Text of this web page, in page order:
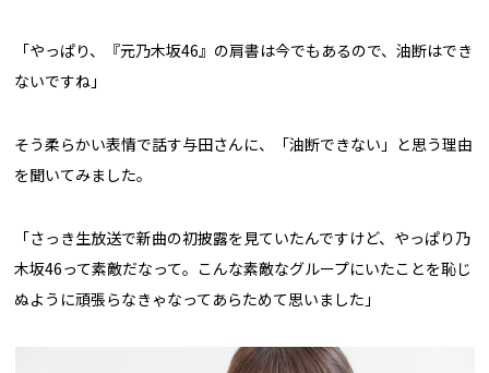
「やっぱり、『元乃木坂46』の肩書は今でもあるので、油断はでき
ないですね」
そう柔らかい表情で話す与田さんに、「油断できない」と思う理由
を聞いてみました。
「さっき生放送で新曲の初披露を見ていたんですけど、やっぱり乃
木坂46って素敵だなって。こんな素敵なグループにいたことを恥じ
ぬように頑張らなきゃなってあらためて思いました」